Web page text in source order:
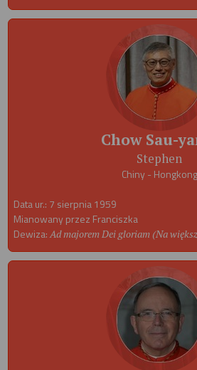
Chow Sau-
Stephen
Chiny - Hongkong
Data ur.: 7 sierpnia 1959
Mianowany przez Franciszka
Dewiza:Ad majorem Dei gloriam (Na